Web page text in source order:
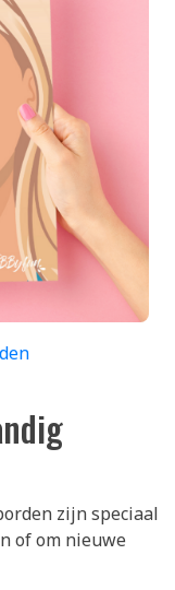
zijn speciaal
of om nieuwe